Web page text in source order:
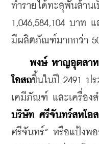
ทำรายได้ทะลุพันล้าน
1,046,584,104 บาท
มีผลิตภัณฑ์มากกว่า
พงษ์ หาญอุตสา
โอสถขึ้นในปี 2491 ป
บริษัท ศรีจันทร์สหโอ
ศรีจันทร์” หรือแป้งพ